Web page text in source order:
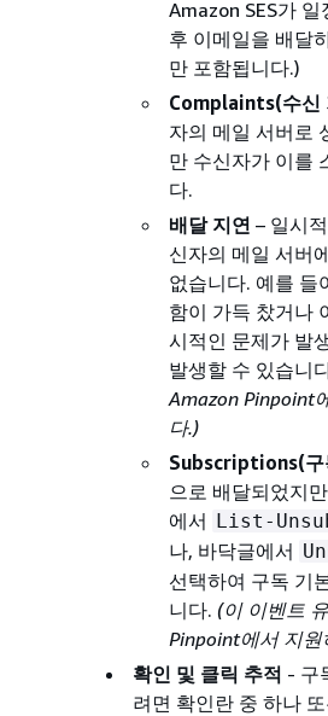
Amazon SES가
후 이메일을 배달
만 포함됩니다.)
Complaints(수신
자의 메일 서버로
만 수신자가 이를
다.
배달 지연 – 일시
신자의 메일 서버
없습니다. 예를 들
함이 가득 찼거나
시적인 문제가 발
발생할 수 있습니
Amazon Pinpoint
다.)
Subscriptions(구
으로 배달되었지
에서 List-
나, 바닥글에서
선택하여 구독 기
니다. (이 이벤트
Pinpoint에서 지
확인 및 클릭 추적 - 구
려면 확인란 중 하나